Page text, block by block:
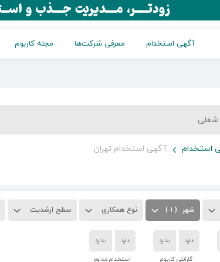
آگهی استخدام معرفی شرکت‌ها مجله کاربوم
استخدام آگهی استخدام تهران
شهر ( ۱ ) نوع همکاری سطح ارشدیت
دارد ندارد
گارانتی کاربوم
دارد ندارد
استخدام مداوم